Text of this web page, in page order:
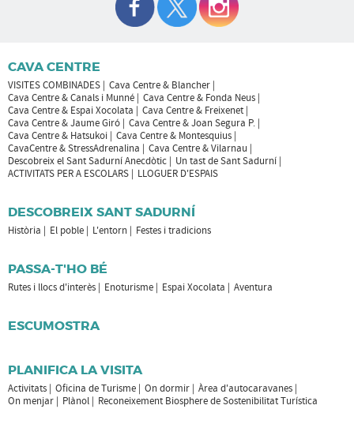
CAVA CENTRE
VISITES COMBINADES
Cava Centre & Blancher
Cava Centre & Canals i Munné
Cava Centre & Fonda Neus
Cava Centre & Espai Xocolata
Cava Centre & Freixenet
Cava Centre & Jaume Giró
Cava Centre & Joan Segura P.
Cava Centre & Hatsukoi
Cava Centre & Montesquius
CavaCentre & StressAdrenalina
Cava Centre & Vilarnau
Descobreix el Sant Sadurní Anecdòtic
Un tast de Sant Sadurní
ACTIVITATS PER A ESCOLARS
LLOGUER D'ESPAIS
DESCOBREIX SANT SADURNÍ
Història El poble L'entorn Festes i tradicions
PASSA-T'HO BÉ
Rutes i llocs d'interès Enoturisme Espai Xocolata Aventura
ESCUMOSTRA
PLANIFICA LA VISITA
Activitats Oficina de Turisme On dormir
Àrea d'autocaravanes
On menjar
Plànol Reconeixement Biosphere de Sostenibilitat Turística